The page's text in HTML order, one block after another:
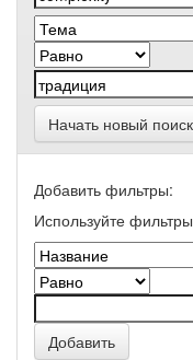
Начать новый поиск
Добавить фильтры:
Используйте